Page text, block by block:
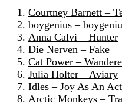
Courtney Barnett –
boygenius –
Anna Calvi – Hunter
Die Nerven – Fake
Cat Power –
Julia Holter – Aviary
Idles – Joy As An
Arctic Monkeys –